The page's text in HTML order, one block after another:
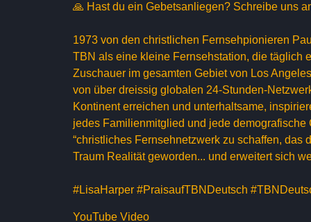
🙏 Hast du ein Gebetsanliegen? Schreibe uns
1973 von den christlichen Fernsehpionieren
TBN als eine kleine Fernsehstation, die täglich
Zuschauer im gesamten Gebiet von Los
von über dreissig globalen 24-Stunden-
Kontinent erreichen und unterhaltsame,
jedes Familienmitglied und jede
“christliches Fernsehnetzwerk zu schaffen, das
Traum Realität geworden... und erweitert sich
#LisaHarper #PraisaufTBNDeutsch
YouTube Video